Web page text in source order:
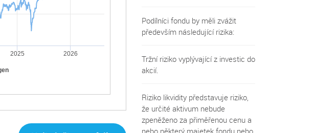
2025 2026
Podílníci fondu by měli zvážit
především následující rizika:
Tržní riziko vyplývající z investic do
akcií.
Riziko likvidity představuje riziko,
že určité aktivum nebude
zpeněženo za přiměřenou cenu a
nebo některý majetek fondu nebo